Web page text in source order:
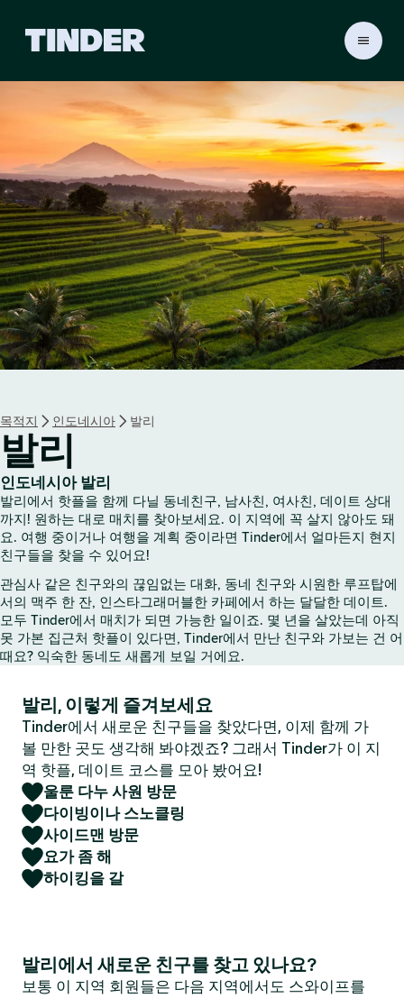
d
e
r
홈
목적지 인도네시아 발리
발리
인도네시아 발리
발리에서 핫플을 함께 다닐 동네친구, 남사친, 여사친, 데이트 상대
까지! 원하는 대로 매치를 찾아보세요. 이 지역에 꼭 살지 않아도 돼
요. 여행 중이거나 여행을 계획 중이라면 Tinder에서 얼마든지 현지
친구들을 찾을 수 있어요!
관심사 같은 친구와의 끊임없는 대화, 동네 친구와 시원한 루프탑에
서의 맥주 한 잔, 인스타그래머블한 카페에서 하는 달달한 데이트.
모두 Tinder에서 매치가 되면 가능한 일이죠. 몇 년을 살았는데 아직
못 가본 집근처 핫플이 있다면, Tinder에서 만난 친구와 가보는 건 어
때요? 익숙한 동네도 새롭게 보일 거에요.
발리, 이렇게 즐겨보세요
Tinder에서 새로운 친구들을 찾았다면, 이제 함께 가
볼 만한 곳도 생각해 봐야겠죠? 그래서 Tinder가 이 지
역 핫플, 데이트 코스를 모아 봤어요!
울룬 다누 사원 방문
다이빙이나 스노클링
사이드맨 방문
요가 좀 해
하이킹을 갈
발리에서 새로운 친구를 찾고 있나요?
보통 이 지역 회원들은 다음 지역에서도 스와이프를